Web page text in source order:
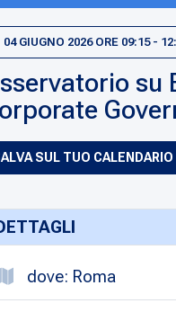
04 GIUGNO 2026 ORE 09:15 -
su
SUL TUO CALENDARIO
dove: Roma